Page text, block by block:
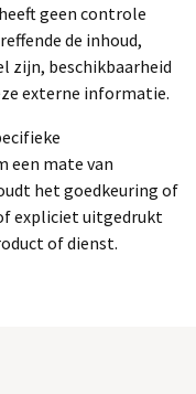
geen controle
de inhoud,
zijn, beschikbaarheid
externe informatie.
een mate van
het goedkeuring of
expliciet uitgedrukt
of dienst.